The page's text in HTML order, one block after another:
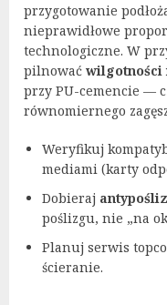
przygotowanie
nieprawidłowe
technologiczne. W
pilnować wilgotności
przy PU-cemencie —
równomiernego
Weryfikuj
mediami (karty
Dobieraj
poślizgu, nie „na
Planuj serwis
ścieranie.